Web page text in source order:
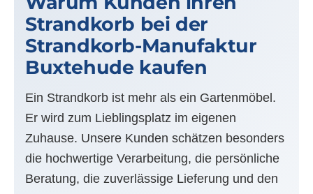
Strandkorb bei der
Strandkorb-Manufaktur
Buxtehude kaufen
Ein Strandkorb ist mehr als ein Gartenmöbel.
Er wird zum Lieblingsplatz im eigenen
Zuhause. Unsere Kunden schätzen besonders
die hochwertige Verarbeitung, die persönliche
Beratung, die zuverlässige Lieferung und den